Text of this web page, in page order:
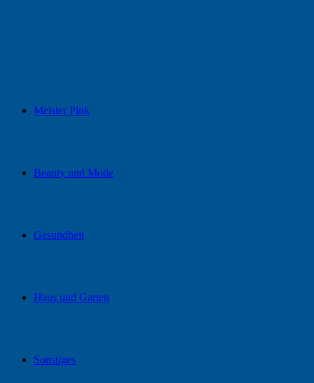
Meister Pink
Beauty und Mode
Gesundheit
Haus und Garten
Sonstiges